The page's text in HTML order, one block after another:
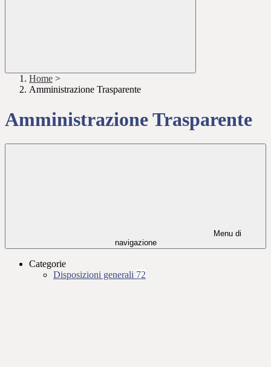
Home >
Amministrazione Trasparente
Amministrazione Trasparente
Menu di
navigazione
Categorie
Disposizioni generali 72